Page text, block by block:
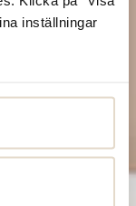
inställningar